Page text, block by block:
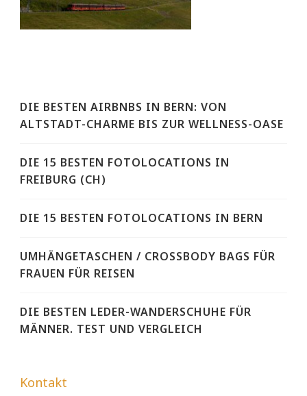
DIE BESTEN AIRBNBS IN BERN: VON
ALTSTADT-CHARME BIS ZUR WELLNESS-OASE
DIE 15 BESTEN FOTOLOCATIONS IN
FREIBURG (CH)
DIE 15 BESTEN FOTOLOCATIONS IN BERN
UMHÄNGETASCHEN / CROSSBODY BAGS FÜR
FRAUEN FÜR REISEN
DIE BESTEN LEDER-WANDERSCHUHE FÜR
MÄNNER. TEST UND VERGLEICH
Kontakt